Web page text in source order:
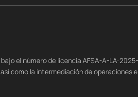
el número de licencia AFSA-A-LA-
como la intermediación de operaciones